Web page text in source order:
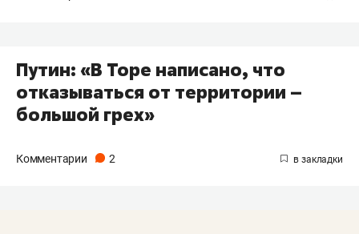
Путин: «В Торе написано, что
отказываться от территории –
большой грех»
Комментарии 2